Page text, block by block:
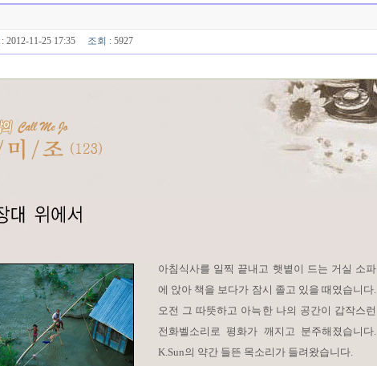
: 2012-11-25 17:35 조회 : 5927
아침식사를 일찍 끝내고 햇볕이 드는 거실 소파
에 앉아 책을 보다가 잠시 졸고 있을 때였습니다.
오전 그 따뜻하고 아늑한 나의 공간이 갑작스런
전화벨소리로 평화가 깨지고 분주해졌습니다.
K.Sun의 약간 들뜬 목소리가 들려왔습니다.